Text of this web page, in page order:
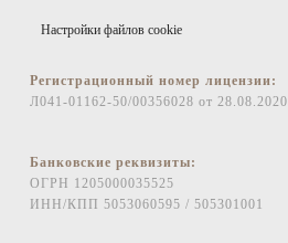
Настройки файлов cookie
Регистрационный номер лицензии:
Л041-01162-50/00356028 от 28.08.2020
Банковские реквизиты:
ОГРН 1205000035525
ИНН/КПП 5053060595 / 505301001